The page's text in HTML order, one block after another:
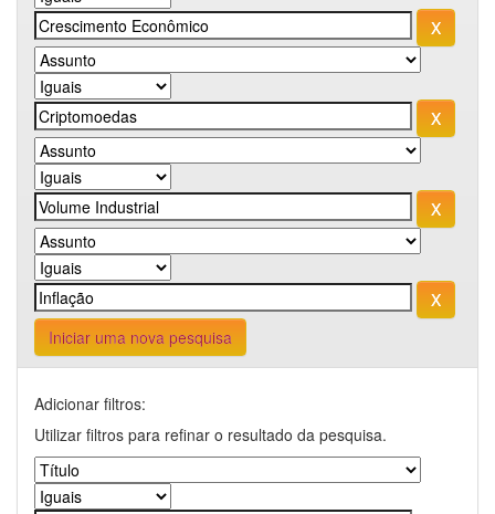
Iniciar uma nova pesquisa
Adicionar filtros:
Utilizar filtros para refinar o resultado da pesquisa.